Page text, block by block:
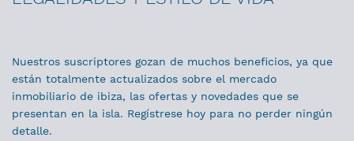
Nuestros suscriptores gozan de muchos beneficios, ya que
están totalmente actualizados sobre el mercado
inmobiliario de ibiza, las ofertas y novedades que se
presentan en la isla. Regístrese hoy para no perder ningún
detalle.